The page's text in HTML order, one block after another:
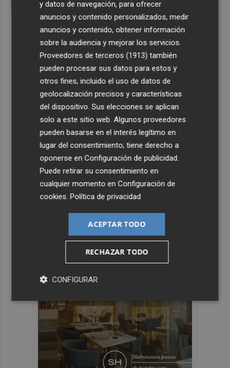
y datos de navegación, para ofrecer
anuncios y contenido personalizados, medir
anuncios y contenido, obtener información
sobre la audiencia y mejorar los servicios.
Proveedores de terceros (1913) también
pueden procesar sus datos para estos y
otros fines, incluido el uso de datos de
geolocalización precisos y características
del dispositivo. Sus elecciones se aplican
solo a este sitio web. Algunos proveedores
pueden basarse en el interés legítimo en
lugar del consentimiento; tiene derecho a
oponerse enConfiguración de publicidad
Puede retirar su consentimiento en
cualquier momento enConfiguración de
cookies .Política de privacidad
ACEPTAR TODO
RECHAZAR TODO
CONFIGURAR